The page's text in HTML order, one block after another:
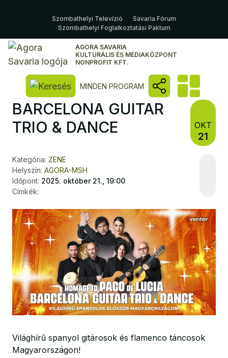
Szombathelyi Televízió
Savaria Fórum
Szombathelyi Foglalkoztatási Paktum
AGORA SAVARIA
KULTURÁLIS ÉS MÉDIAKÖZPONT
NONPROFIT KFT.
Kereső megnyitása
MINDEN PROGRAM
BARCELONA GUITAR
TRIO & DANCE
OKT
21
Kategória: ZENE
Helyszín: AGORA-MSH
Időpont: 2025. október 21., 19:00
Címkék:
Világhírű spanyol gitárosok és flamenco táncosok
Magyarországon!